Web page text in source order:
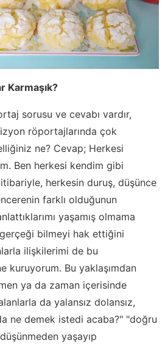
Karmaşık?
sorusu ve cevabı vardır,
röportajlarında çok
ne? Cevap; Herkesi
Ben herkesi kendim gibi
herkesin duruş, düşünce
farklı olduğunun
yaşamış olmama
bilmeyi hak ettiğini
ilişkilerimi de bu
kuruyorum. Bu yaklaşımdan
ya da zaman içerisinde
da yalansız dolansız,
ne demek istedi acaba?" "doğru
yaşayıp